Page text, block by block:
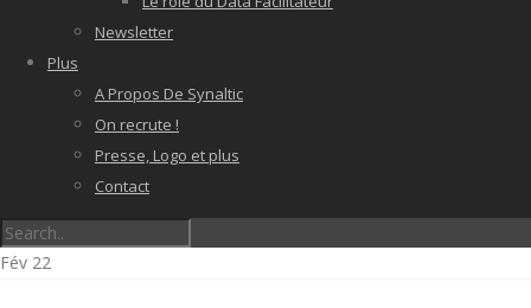
Newsletter
Plus
A Propos De Synaltic
On recrute !
Presse, Logo et plus
Contact
Fév 22